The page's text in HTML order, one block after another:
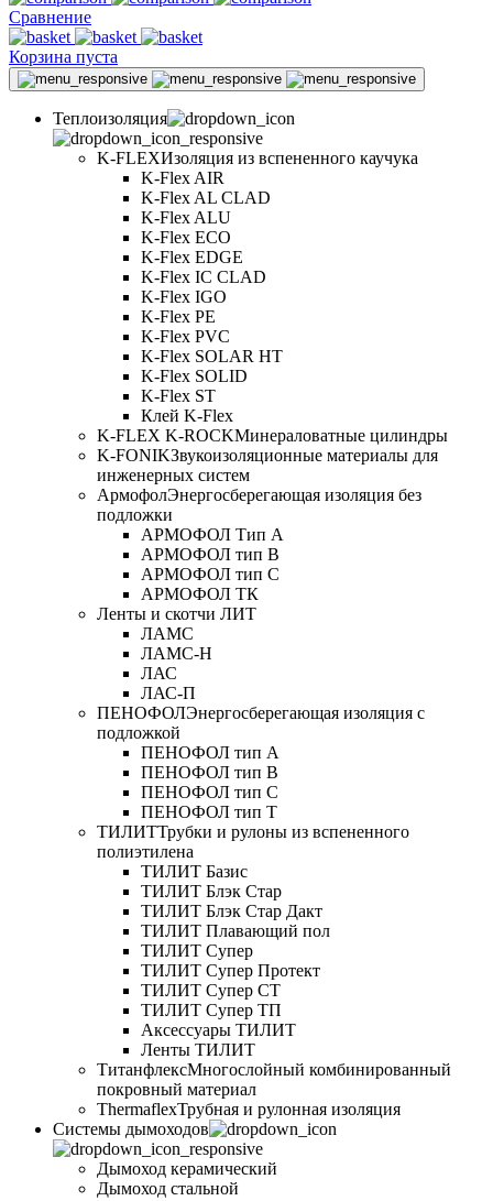
Сравнение
Корзина пуста
Теплоизоляция
K-FLEXИзоляция из вспененного каучука
K-Flex AIR
K-Flex AL CLAD
K-Flex ALU
K-Flex ECO
K-Flex EDGE
K-Flex IC CLAD
K-Flex IGO
K-Flex PE
K-Flex PVC
K-Flex SOLAR HT
K-Flex SOLID
K-Flex ST
Клей K-Flex
K-FLEX K-ROCKМинераловатные цилиндры
K-FONIKЗвукоизоляционные материалы для
инженерных систем
АрмофолЭнергосберегающая изоляция без
подложки
АРМОФОЛ Тип А
АРМОФОЛ тип В
АРМОФОЛ тип C
АРМОФОЛ ТК
Ленты и скотчи ЛИТ
ЛАМС
ЛАМС-Н
ЛАС
ЛАС-П
ПЕНОФОЛЭнергосберегающая изоляция с
подложкой
ПЕНОФОЛ тип А
ПЕНОФОЛ тип B
ПЕНОФОЛ тип C
ПЕНОФОЛ тип T
ТИЛИТТрубки и рулоны из вспененного
полиэтилена
ТИЛИТ Базис
ТИЛИТ Блэк Стар
ТИЛИТ Блэк Стар Дакт
ТИЛИТ Плавающий пол
ТИЛИТ Супер
ТИЛИТ Супер Протект
ТИЛИТ Супер СТ
ТИЛИТ Супер ТП
Аксессуары ТИЛИТ
Ленты ТИЛИТ
ТитанфлексМногослойный комбинированный
покровный материал
ThermaflexТрубная и рулонная изоляция
Cистемы дымоходов
Дымоход керамический
Дымоход стальной